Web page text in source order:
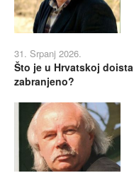
31. Srpanj 2026.
Što je u Hrvatskoj doista
zabranjeno?